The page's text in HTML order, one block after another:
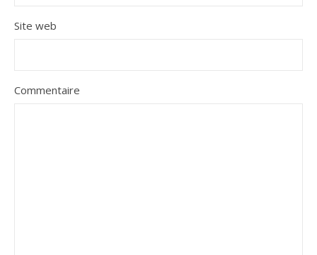
Site web
Commentaire